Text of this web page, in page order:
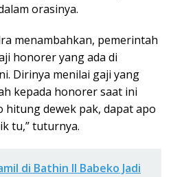
orasinya.
menambahkan, pemerintah
honorer yang ada di
Dirinya menilai gaji yang
kepada honorer saat ini
hitung dewek pak, dapat apo
tu,” tuturnya.
di Bathin II Babeko Jadi